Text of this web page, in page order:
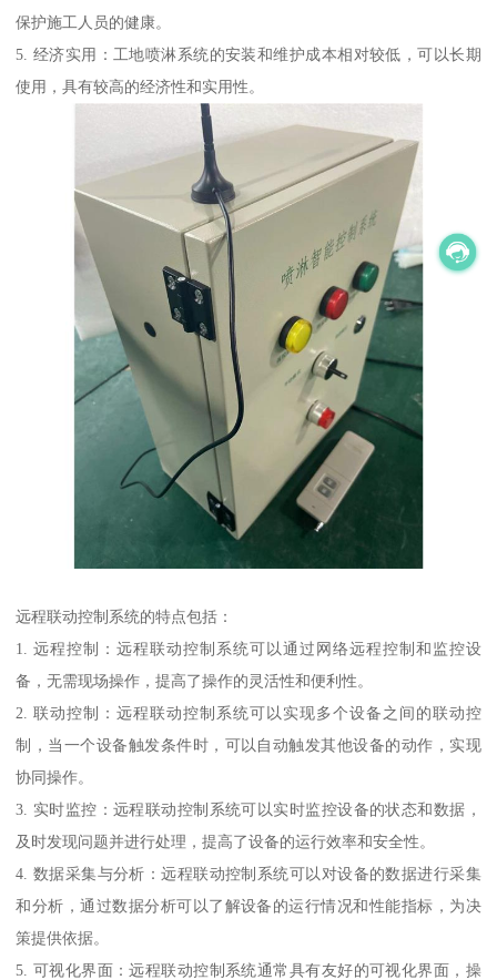
保护施工人员的健康。
5. 经济实用：工地喷淋系统的安装和维护成本相对较低，可以长期
使用，具有较高的经济性和实用性。
远程联动控制系统的特点包括：
1. 远程控制：远程联动控制系统可以通过网络远程控制和监控设
备，无需现场操作，提高了操作的灵活性和便利性。
2. 联动控制：远程联动控制系统可以实现多个设备之间的联动控
制，当一个设备触发条件时，可以自动触发其他设备的动作，实现
协同操作。
3. 实时监控：远程联动控制系统可以实时监控设备的状态和数据，
及时发现问题并进行处理，提高了设备的运行效率和安全性。
4. 数据采集与分析：远程联动控制系统可以对设备的数据进行采集
和分析，通过数据分析可以了解设备的运行情况和性能指标，为决
策提供依据。
5. 可视化界面：远程联动控制系统通常具有友好的可视化界面，操